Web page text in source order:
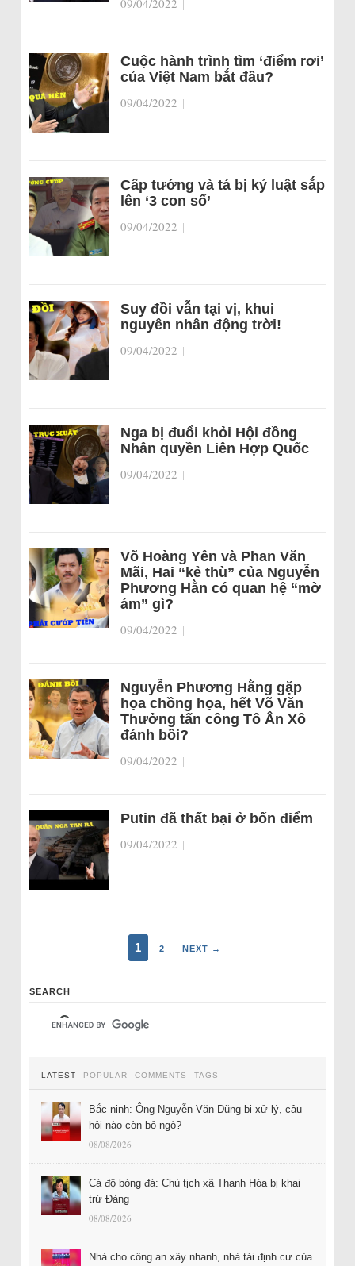
09/04/2022 |
Cuộc hành trình tìm ‘điểm rơi’
của Việt Nam bắt đầu?
09/04/2022 |
Cấp tướng và tá bị kỷ luật sắp
lên ‘3 con số’
09/04/2022 |
Suy đồi vẫn tại vị, khui
nguyên nhân động trời!
09/04/2022 |
Nga bị đuổi khỏi Hội đồng
Nhân quyền Liên Hợp Quốc
09/04/2022 |
Võ Hoàng Yên và Phan Văn
Mãi, Hai “kẻ thù” của Nguyễn
Phương Hằn có quan hệ “mờ
ám” gì?
09/04/2022 |
Nguyễn Phương Hằng gặp
họa chồng họa, hết Võ Văn
Thưởng tấn công Tô Ân Xô
đánh bồi?
09/04/2022 |
Putin đã thất bại ở bốn điểm
09/04/2022 |
1 2 NEXT →
SEARCH
LATEST POPULAR COMMENTS TAGS
Bắc ninh: Ông Nguyễn Văn Dũng bị xử lý, câu
hỏi nào còn bỏ ngỏ?
08/08/2026
Cá độ bóng đá: Chủ tịch xã Thanh Hóa bị khai
trừ Đảng
08/08/2026
Nhà cho công an xây nhanh, nhà tái định cư của